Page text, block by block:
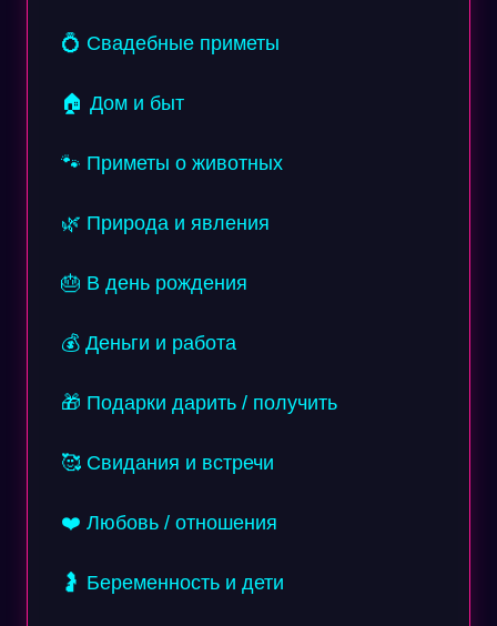
💍 Свадебные приметы
🏠 Дом и быт
🐾 Приметы о животных
🌿 Природа и явления
🎂 В день рождения
💰 Деньги и работа
🎁 Подарки дарить / получить
🥰 Свидания и встречи
❤️ Любовь / отношения
🤰 Беременность и дети